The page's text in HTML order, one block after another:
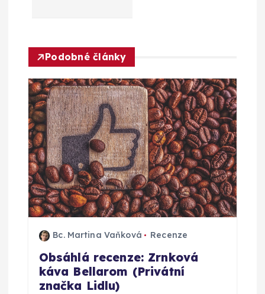
e
p
r
o
p
ř
Podobné články
Bc. Martina Vaňková Recenze
Obsáhlá recenze: Zrnková
káva Bellarom (Privátní
značka Lidlu)